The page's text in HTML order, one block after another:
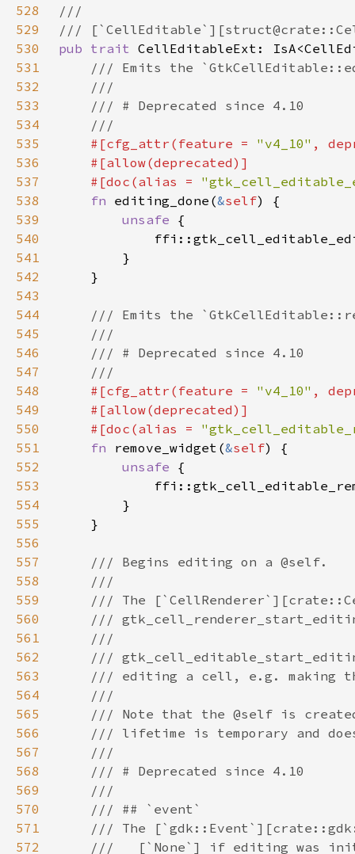
528
529
530
pub trait CellEditableExt:
531
532
533
534
535
#[cfg_attr(feature = "v4_10" ,
536
537
    #[doc(alias =
538
fn editing_done(&self
539
unsafe
540
541
542
543
544
545
546
547
548
#[cfg_attr(feature = "v4_10" ,
549
550
    #[doc(alias =
551
fn remove_widget(&self
552
unsafe
553
554
555
556
557
558
559
560
561
562
563
564
565
566
567
568
569
570
571
572